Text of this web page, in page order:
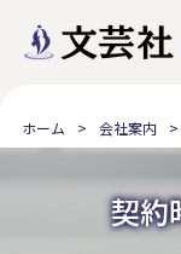
ホーム 会社案内
契約